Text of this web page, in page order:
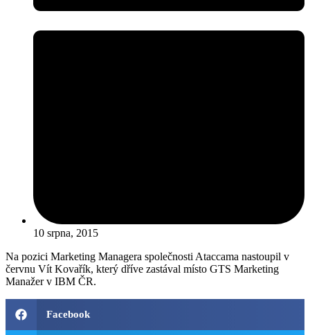
10 srpna, 2015
Na pozici Marketing Managera společnosti Ataccama nastoupil v
červnu Vít Kovařík, který dříve zastával místo GTS Marketing
Manažer v IBM ČR.
Facebook